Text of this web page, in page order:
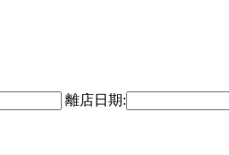
離店日期: